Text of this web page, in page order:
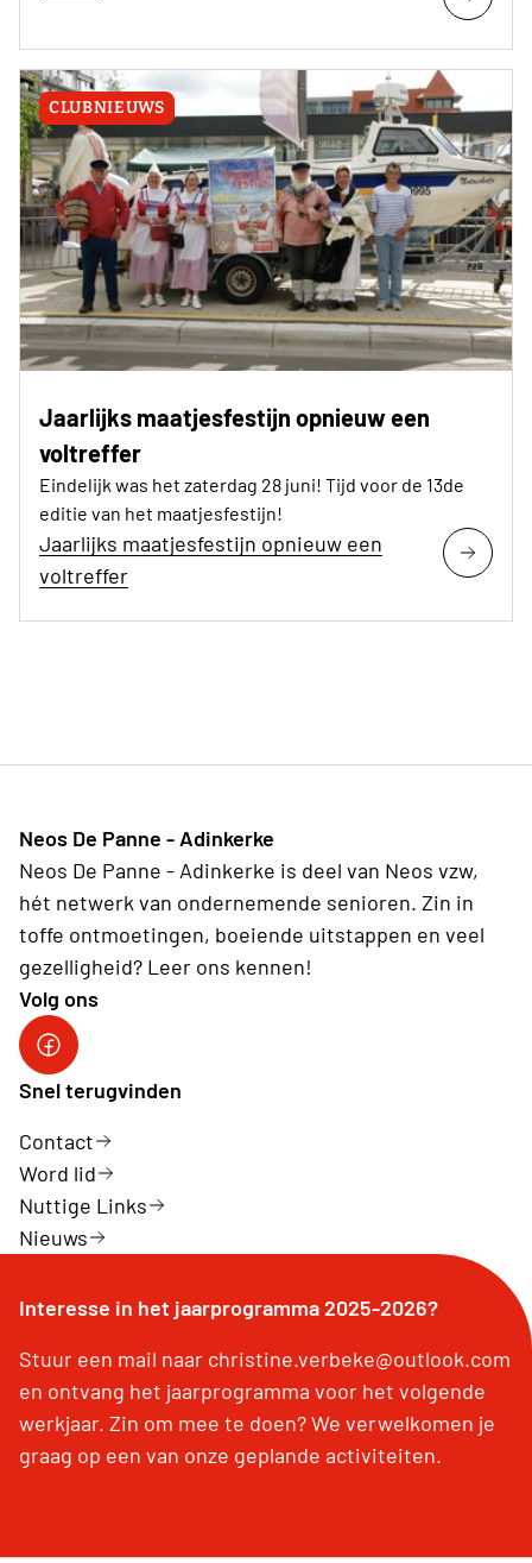
CLUBNIEUWS
Jaarlijks maatjesfestijn opnieuw een
voltreffer
Eindelijk was het zaterdag 28 juni! Tijd voor de 13de
editie van het maatjesfestijn!
Jaarlijks maatjesfestijn opnieuw een
voltreffer
Neos De Panne - Adinkerke
Neos De Panne - Adinkerke is deel van Neos vzw,
hét netwerk van ondernemende senioren. Zin in
toffe ontmoetingen, boeiende uitstappen en veel
gezelligheid? Leer ons kennen!
Volg ons
Facebookpagina Neos De Panne - Adinkerke
Snel terugvinden
Contact
Word lid
Nuttige Links
Nieuws
Interesse in het jaarprogramma 2025-2026?
Stuur een mail naar christine.verbeke@outlook.com
en ontvang het jaarprogramma voor het volgende
werkjaar. Zin om mee te doen? We verwelkomen je
graag op een van onze geplande activiteiten.